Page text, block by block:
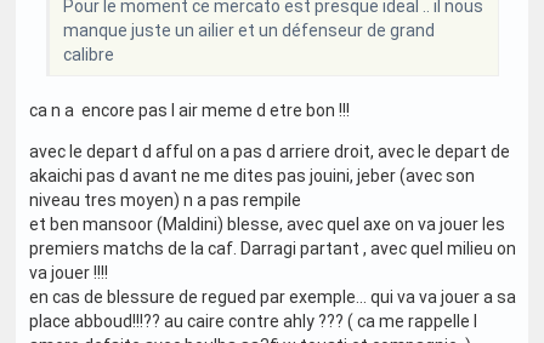
Pour le moment ce mercato est presque ideal .. il nous
manque juste un ailier et un défenseur de grand
calibre
ca n a encore pas l air meme d etre bon !!!
avec le depart d afful on a pas d arriere droit, avec le depart de
akaichi pas d avant ne me dites pas jouini, jeber (avec son
niveau tres moyen) n a pas rempile
et ben mansoor (Maldini) blesse, avec quel axe on va jouer les
premiers matchs de la caf. Darragi partant , avec quel milieu on
va jouer !!!!
en cas de blessure de regued par exemple... qui va va jouer a sa
place abboud!!!?? au caire contre ahly ??? ( ca me rappelle l